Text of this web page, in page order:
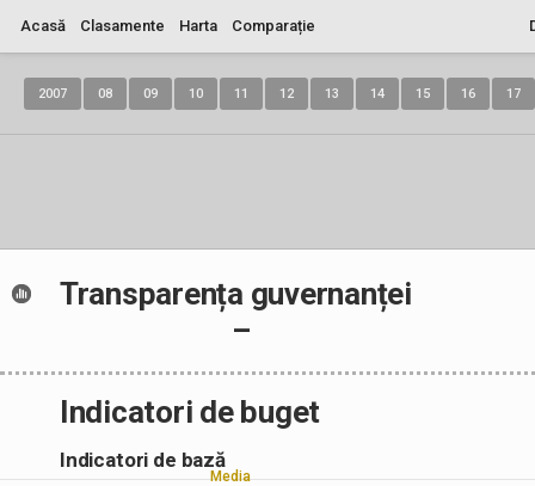
Acasă Clasamente Harta Comparație
2007 08 09 10 11 12 13 14 15 16 17
Transparența guvernanței
–
Indicatori de buget
Indicatori de bază
Media